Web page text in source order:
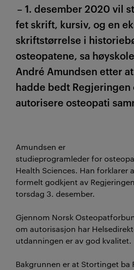
– 1. desember 2020 vil
fet skrift, kursiv, og en
skriftstørrelse i
osteopatene, sa
André Amundsen etter
hadde bedt Regjeringen
autorisere osteopati
Amundsen er
studieprogramleder for
Health Sciences. Han forklarer
formelt godkjent av Regjeringen
torsdag 3. desember.
Gjennom Norsk
om autorisasjon har
utdanningen er av god kvalitet.
Bakgrunnen er at Stortinget ba